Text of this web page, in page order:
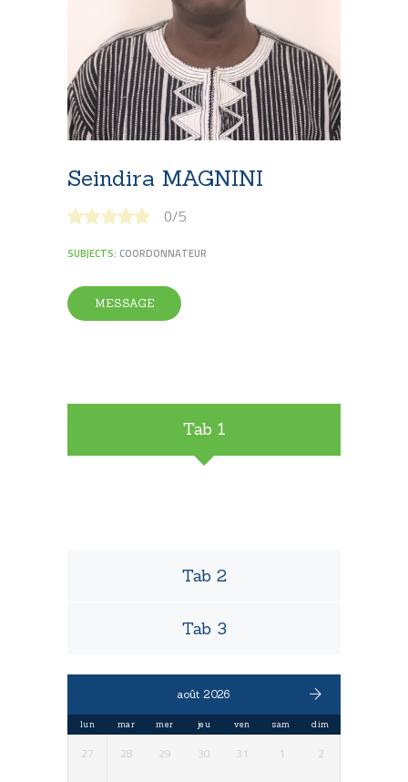
Seindira MAGNINI
0/5
SUBJECTS: COORDONNATEUR
MESSAGE
Tab 1
Tab 2
Tab 3
août 2026
lun mar mer jeu ven sam dim
27 28 29 30 31 1 2